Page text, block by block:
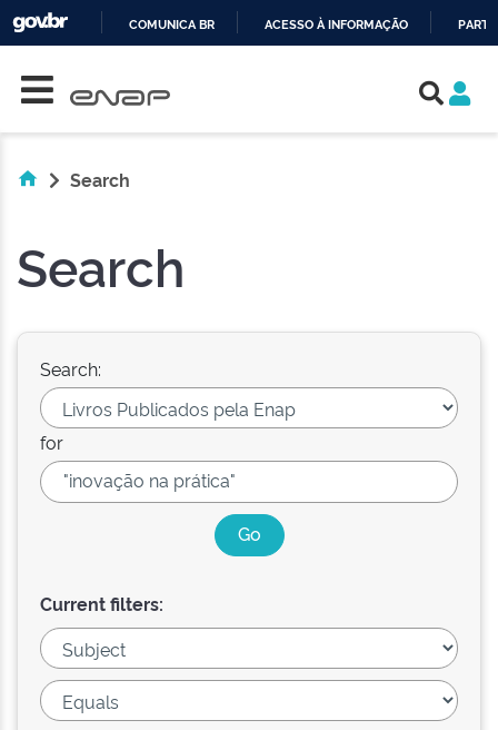
COMUNICA BR ACESSO À INFORMAÇÃO
Search
Search
Search:
for
Current filters: